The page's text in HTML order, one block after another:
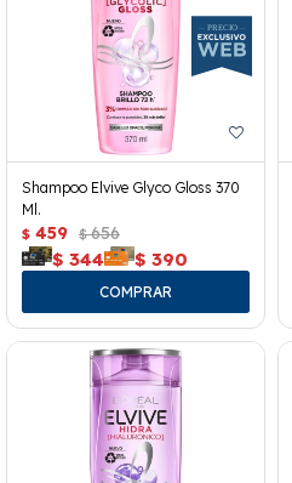
Shampoo Elvive Glyco Gloss 370
Ml.
$ 459 $ 656
$ 344 $ 390